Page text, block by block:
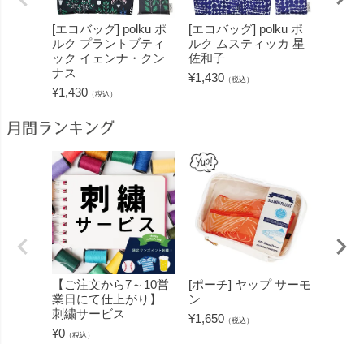
[エコバッグ] polku ポ
ルク プラントブティ
ック イェンナ・クン
ナス
¥1,430 （税込）
[エコバッグ] polku ポ
ルク ムスティッカ 星
佐和子
¥1,430 （税込）
月間ランキング
【ご注文から7～10営
業日にて仕上がり】
刺繍サービス
¥0 （税込）
[ポーチ] ヤップ サーモ
ン
¥1,650 （税込）